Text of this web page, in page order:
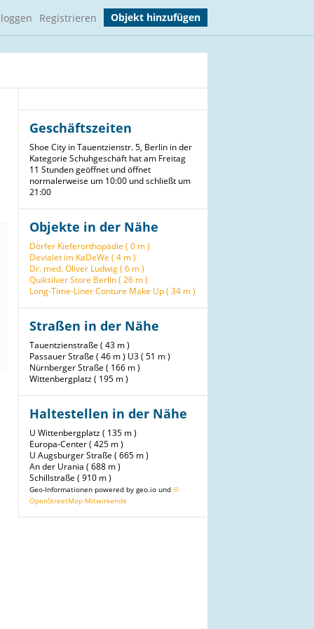
Registrieren Objekt hinzufügen
Geschäftszeiten
Shoe City in Tauentzienstr. 5, Berlin in der
Kategorie Schuhgeschäft hat am Freitag
11 Stunden geöffnet und öffnet
normalerweise um 10:00 und schließt um
21:00
Objekte in der Nähe
Dörfer Kieferorthopädie ( 0 m )
Devialet im KaDeWe ( 4 m )
Dr. med. Oliver Ludwig ( 6 m )
Quiksilver Store Berlin ( 26 m )
Long-Time-Liner Conture Make Up ( 34 m )
Straßen in der Nähe
Tauentzienstraße ( 43 m )
Passauer Straße ( 46 m ) U3 ( 51 m )
Nürnberger Straße ( 166 m )
Wittenbergplatz ( 195 m )
Haltestellen in der Nähe
U Wittenbergplatz ( 135 m )
Europa-Center ( 425 m )
U Augsburger Straße ( 665 m )
An der Urania ( 688 m )
Schillstraße ( 910 m )
Geo-Informationen powered by geo.io und ©
OpenStreetMap-Mitwirkende